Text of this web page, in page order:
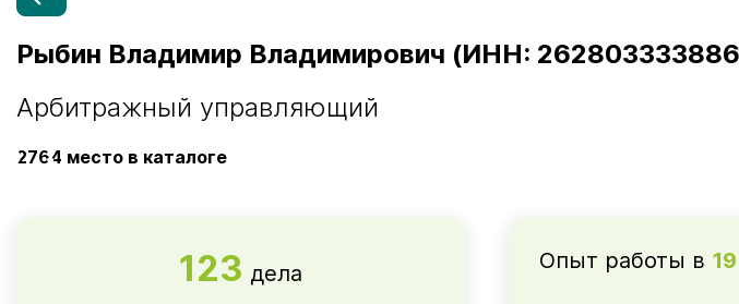
Рыбин Владимир Владимирович (ИНН:
Арбитражный управляющий
2764 место в каталоге
123 дела
Опыт работы в 19